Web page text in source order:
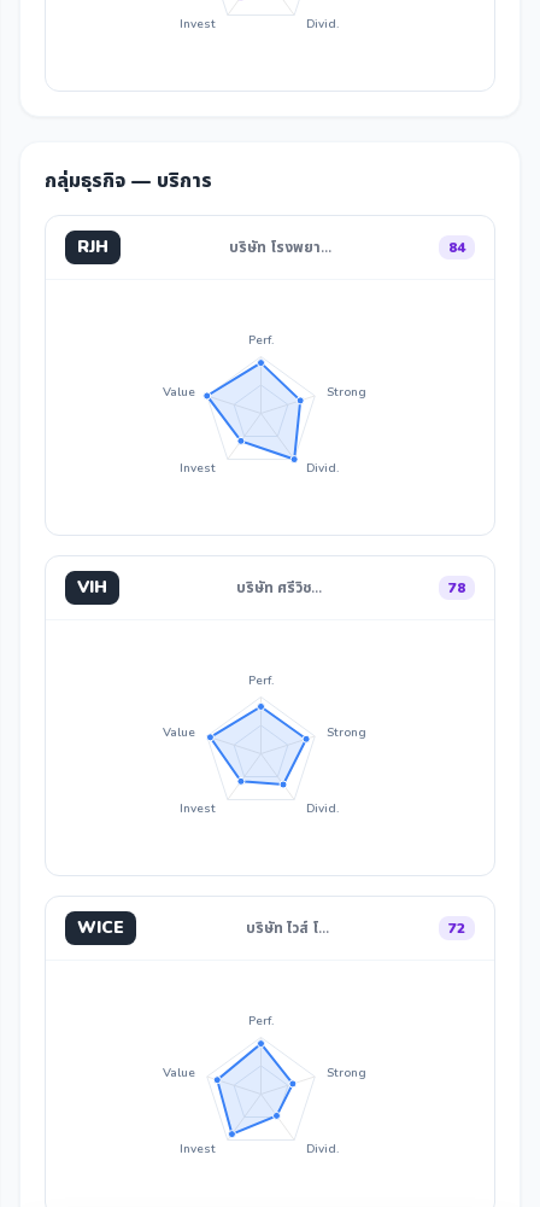
Divid.
Invest
กลุ่มธุรกิจ — บริการ
RJH บริษัท โรงพยา… 84
Perf.
Strong
Divid.
Invest
Value
VIH บริษัท ศรีวิช… 78
Perf.
Strong
Divid.
Invest
Value
WICE บริษัท ไวส์ โ… 72
Perf.
Strong
Divid.
Invest
Value